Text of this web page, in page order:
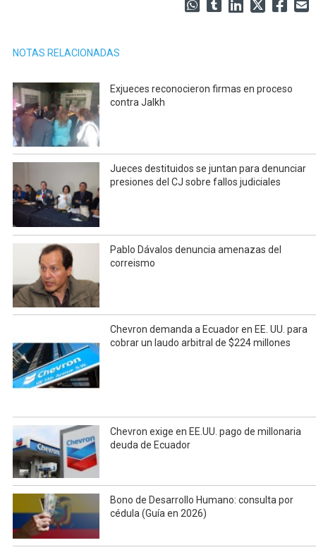
NOTAS RELACIONADAS
Exjueces reconocieron firmas en proceso
contra Jalkh
Jueces destituidos se juntan para denunciar
presiones del CJ sobre fallos judiciales
Pablo Dávalos denuncia amenazas del
correismo
Chevron demanda a Ecuador en EE. UU. para
cobrar un laudo arbitral de $224 millones
Chevron exige en EE.UU. pago de millonaria
deuda de Ecuador
Bono de Desarrollo Humano: consulta por
cédula (Guía en 2026)